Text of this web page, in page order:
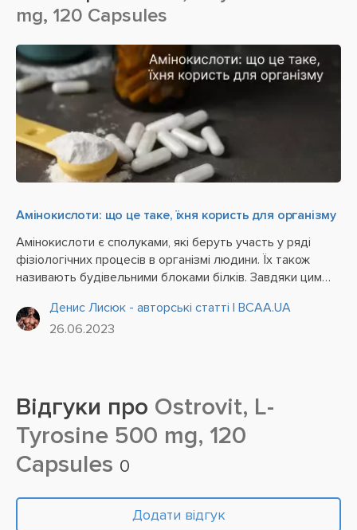
mg, 120 Capsules
Амінокислоти: що це таке, їхня користь для організму
Амінокислоти є сполуками, які беруть участь у ряді
фізіологічних процесів в організмі людини. Їх також
називають будівельними блоками білків. Завдяки цим
Денис Лисюк - авторські статті | BCAA.UA
26.06.2023
Відгуки про Ostrovit, L-
Tyrosine 500 mg, 120
Capsules 0
Додати відгук